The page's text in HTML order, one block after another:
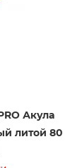
Акула
литой 80